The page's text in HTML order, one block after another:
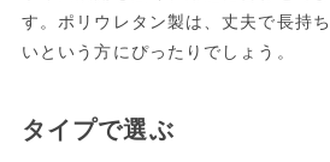
す。ポリウレタン製は、丈夫で長持
いという方にぴったりでしょう。
タイプで選ぶ